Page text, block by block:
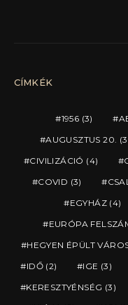
CÍMKÉK
1956 (3)
AUGUSZTUS 20.
CIVILIZÁCIÓ (4)
COVID (3)
EGYHÁZ (4)
EURÓPA
HEGYEN ÉPÜLT
IDŐ (2) IGE (3)
KERESZTYÉNSÉG (3)